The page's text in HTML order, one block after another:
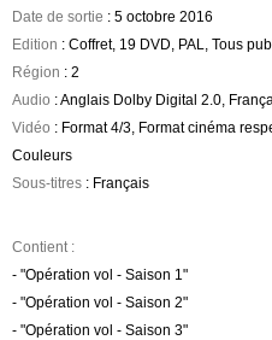
Date de sortie : 5 octobre 2016
Edition : Coffret, 19 DVD, PAL, Tous
Région : 2
Audio : Anglais Dolby Digital 2.0,
Vidéo : Format 4/3, Format cinéma
Couleurs
Sous-titres : Français
Contient :
- "Opération vol - Saison 1"
- "Opération vol - Saison 2"
- "Opération vol - Saison 3"